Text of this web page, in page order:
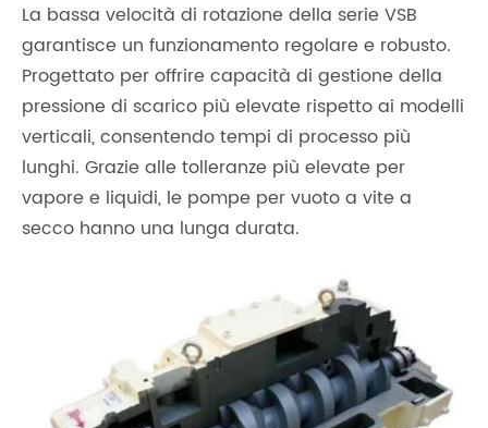
La bassa velocità di rotazione della serie VSB
garantisce un funzionamento regolare e robusto.
Progettato per offrire capacità di gestione della
pressione di scarico più elevate rispetto ai modelli
verticali, consentendo tempi di processo più
lunghi. Grazie alle tolleranze più elevate per
vapore e liquidi, le pompe per vuoto a vite a
secco hanno una lunga durata.